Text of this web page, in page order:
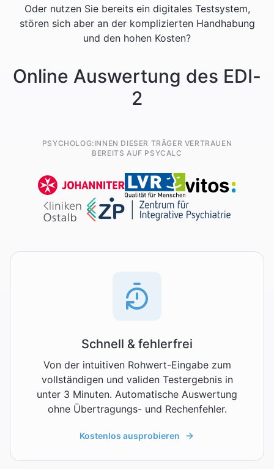
Oder nutzen Sie bereits ein digitales Testsystem,
stören sich aber an der komplizierten Handhabung
und den hohen Kosten?
Online Auswertung des EDI-
2
PSYCHOLOG:INNEN DIESER TRÄGER VERTRAUEN
BEREITS AUF PSYCALC
Schnell & fehlerfrei
Von der intuitiven Rohwert-Eingabe zum
vollständigen und validen Testergebnis in
unter 3 Minuten. Automatische Auswertung
ohne Übertragungs- und Rechenfehler.
Kostenlos ausprobieren